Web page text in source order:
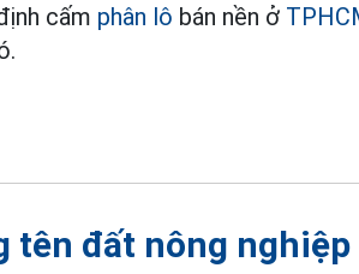
cấm phân lô bán nền ở
tên đất nông